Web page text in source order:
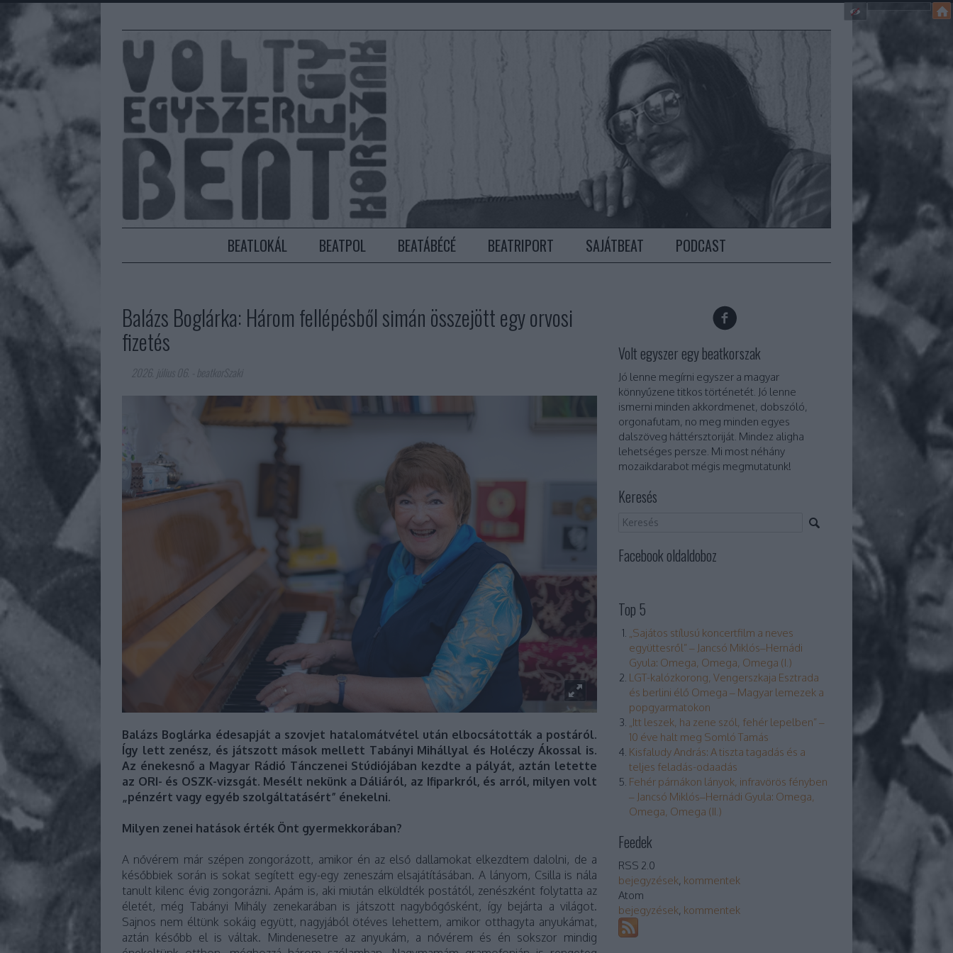
BEATLOKÁL BEATPOL BEATÁBÉCÉ BEATRIPORT SAJÁTBEAT PODCAST
Balázs Boglárka: Három fellépésből simán összejött egy orvosi
fizetés
2026. július 06. beatkorSzaki
Balázs Boglárka édesapját a szovjet hatalomátvétel után elbocsátották a postáról.
Így lett zenész, és játszott mások mellett Tabányi Mihállyal és Holéczy Ákossal is.
Az énekesnő a Magyar Rádió Tánczenei Stúdiójában kezdte a pályát, aztán letette
az ORI- és OSZK-vizsgát. Mesélt nekünk a Dáliáról, az Ifiparkról, és arról, milyen volt
„pénzért vagy egyéb szolgáltatásért” énekelni.
Milyen zenei hatások érték Önt gyermekkorában?
A nővérem már szépen zongorázott, amikor én az első dallamokat elkezdtem dalolni, de a
későbbiek során is sokat segített egy-egy zeneszám elsajátításában. A lányom, Csilla is nála
tanult kilenc évig zongorázni. Apám is, aki miután elküldték postától, zenészként folytatta az
életét, még Tabányi Mihály zenekarában is játszott nagybőgősként, így bejárta a világot.
Sajnos nem éltünk sokáig együtt, nagyjából ötéves lehettem, amikor otthagyta anyukámat,
aztán később el is váltak. Mindenesetre az anyukám, a nővérem és én sokszor mindig
Volt egyszer egy beatkorszak
Jó lenne megírni egyszer a magyar
könnyűzene titkos történetét. Jó lenne
ismerni minden akkordmenet, dobszóló,
orgonafutam, no meg minden egyes
dalszöveg háttérsztoriját. Mindez aligha
lehetséges persze. Mi most néhány
mozaikdarabot mégis megmutatunk!
Keresés
Facebook oldaldoboz
Top 5
„Sajátos stílusú koncertfilm a neves
együttesről” – Jancsó Miklós–Hernádi
Gyula: Omega, Omega, Omega (I.)
LGT-kalózkorong, Vengerszkaja Esztrada
és berlini élő Omega – Magyar lemezek a
popgyarmatokon
„Itt leszek, ha zene szól, fehér lepelben” –
10 éve halt meg Somló Tamás
Kisfaludy András: A tiszta tagadás és a
teljes feladás-odaadás
Fehér párnákon lányok, infravörös fényben
– Jancsó Miklós–Hernádi Gyula: Omega,
Omega, Omega (II.)
Feedek
RSS 2.0
bejegyzések, kommentek
Atom
bejegyzések, kommentek